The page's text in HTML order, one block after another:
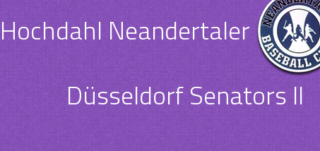
Hochdahl Neandertaler
Düsseldorf Senators II